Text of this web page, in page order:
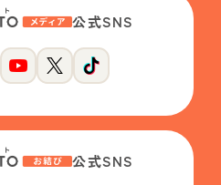
公式SNS
公式SNS